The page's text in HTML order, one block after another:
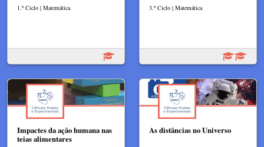
1.º Ciclo | Matemática 3.º Ciclo | Matemática
Impactes da ação humana nas
teias alimentares
As distâncias no Universo